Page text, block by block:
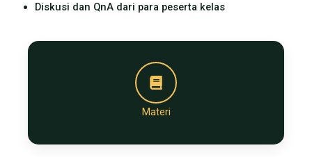
Diskusi dan QnA dari para peserta kelas
Materi